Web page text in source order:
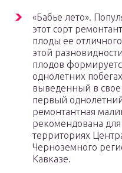
«Бабье лето».
этот сорт
плоды ее
этой
плодов
однолетних
выведенный в
первый
ремонтантная
рекомендована
территориях
Черноземного
Кавказе.